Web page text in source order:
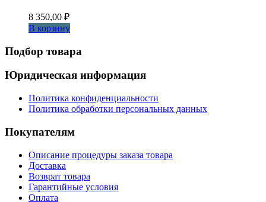
8 350,00 ₽
В корзину
Подбор товара
Юридическая информация
Политика конфиденциальности
Политика обработки персональных данных
Покупателям
Описание процедуры заказа товара
Доставка
Возврат товара
Гарантийные условия
Оплата